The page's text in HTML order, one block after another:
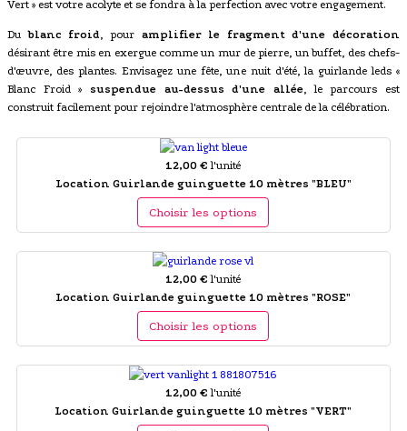
Vert » est votre acolyte et se fondra à la perfection avec votre engagement.
Dublanc froid, pour amplifier le fragment d'une décoration
désirant être mis en exergue comme un mur de pierre, un buffet, des chefs-
d'œuvre, des plantes. Envisagez une fête, une nuit d'été, la guirlande leds «
Blanc Froid » suspendue au-dessus d'une allée, le parcours est
construit facilement pour rejoindre l'atmosphère centrale de la célébration.
12,00 € l'unité
Location Guirlande guinguette 10 mètres "BLEU"
Choisir les options
12,00 € l'unité
Location Guirlande guinguette 10 mètres "ROSE"
Choisir les options
12,00 € l'unité
Location Guirlande guinguette 10 mètres "VERT"